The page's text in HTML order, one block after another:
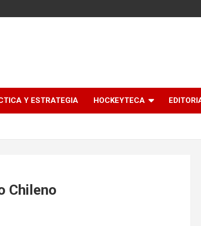
Y ESTRATEGIA HOCKEYTECA
Chileno